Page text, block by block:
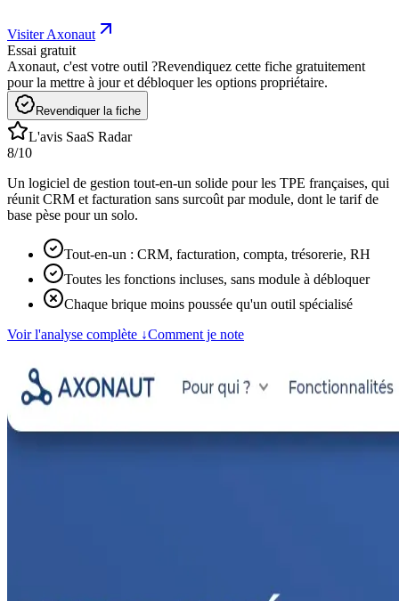
Visiter Axonaut
Essai gratuit
Axonaut, c'est votre outil ?Revendiquez cette fiche gratuitement
pour la mettre à jour et débloquer les options propriétaire.
Revendiquer la fiche
L'avis SaaS Radar
8/10
Un logiciel de gestion tout-en-un solide pour les TPE françaises, qui
réunit CRM et facturation sans surcoût par module, dont le tarif de
base pèse pour un solo.
Tout-en-un : CRM, facturation, compta, trésorerie, RH
Toutes les fonctions incluses, sans module à débloquer
Chaque brique moins poussée qu'un outil spécialisé
Voir l'analyse complète ↓Comment je note